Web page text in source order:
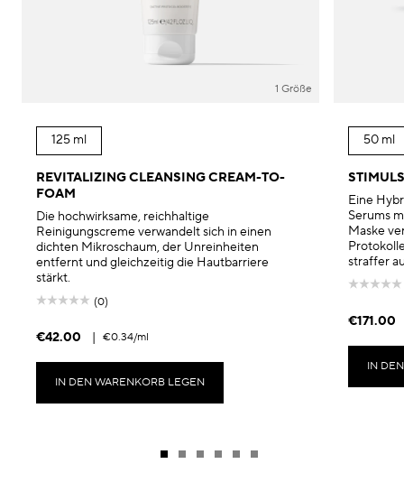
1 Größe
125 ml
REVITALIZING CLEANSING CREAM-TO-
FOAM
Die hochwirksame, reichhaltige
Reinigungscreme verwandelt sich in einen
dichten Mikroschaum, der Unreinheiten
entfernt und gleichzeitig die Hautbarriere
stärkt.
(0)
€42.00 | €0.34/ml
IN DEN WARENKORB LEGEN
50 ml
Eine
Serums
Maske
straffer
€171.00
IN